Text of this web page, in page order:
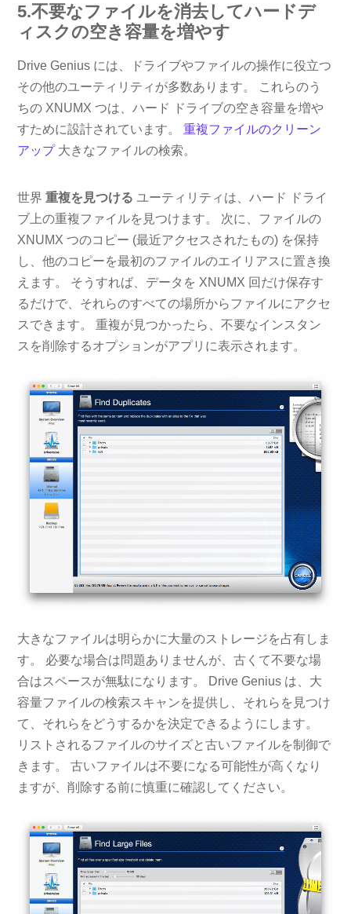
5.不要なファイルを消去してハードデ
ィスクの空き容量を増やす
Drive Genius には、ドライブやファイルの操作に役立つ
その他のユーティリティが多数あります。 これらのう
ちの XNUMX つは、ハード ドライブの空き容量を増や
すために設計されています。重複ファイルのクリーン
アップ大きなファイルの検索。
世界重複を見つける ユーティリティは、ハード ドライ
ブ上の重複ファイルを見つけます。 次に、ファイルの
XNUMX つのコピー (最近アクセスされたもの) を保持
し、他のコピーを最初のファイルのエイリアスに置き換
えます。 そうすれば、データを XNUMX 回だけ保存す
るだけで、それらのすべての場所からファイルにアクセ
スできます。 重複が見つかったら、不要なインスタン
スを削除するオプションがアプリに表示されます。
大きなファイルは明らかに大量のストレージを占有しま
す。 必要な場合は問題ありませんが、古くて不要な場
合はスペースが無駄になります。 Drive Genius は、大
容量ファイルの検索スキャンを提供し、それらを見つけ
て、それらをどうするかを決定できるようにします。
リストされるファイルのサイズと古いファイルを制御で
きます。 古いファイルは不要になる可能性が高くなり
ますが、削除する前に慎重に確認してください。